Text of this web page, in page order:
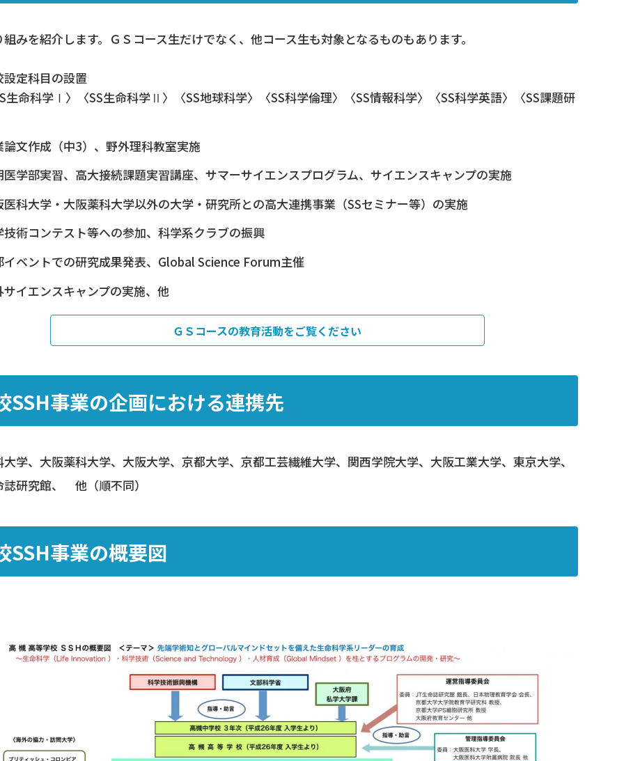
みを紹介します。ＧＳコース生だけでなく、他コース生も対象となるものもあります。
設定科目の設置
生命科学Ⅰ〉〈SS生命科学Ⅱ〉〈SS地球科学〉〈SS科学倫理〉〈SS情報科学〉〈SS科学英語〉〈SS課題研
論文作成（中3）、野外理科教室実施
医学部実習、高大接続課題実習講座、サマーサイエンスプログラム、サイエンスキャンプの実施
医科大学・大阪薬科大学以外の大学・研究所との高大連携事業（SSセミナー等）の実施
技術コンテスト等への参加、科学系クラブの振興
イベントでの研究成果発表、Global Science Forum主催
サイエンスキャンプの実施、他
ＧＳコースの教育活動をご覧ください
SSH事業の企画における連携先
学、大阪薬科大学、大阪大学、京都大学、京都工芸繊維大学、関西学院大学、大阪工業大学、東京大学、
誌研究館、 他（順不同）
SSH事業の概要図